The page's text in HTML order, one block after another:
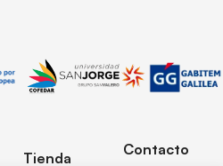
Tienda Contacto